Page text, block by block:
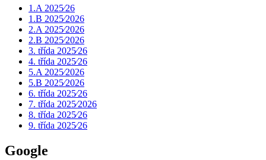
1.A 2025⁄26
1.B 2025⁄2026
2.A 2025⁄2026
2.B 2025⁄2026
3. třída 2025⁄26
4. třída 2025⁄26
5.A 2025⁄2026
5.B 2025⁄2026
6. třída 2025⁄26
7. třída 2025⁄2026
8. třída 2025⁄26
9. třída 2025⁄26
Google